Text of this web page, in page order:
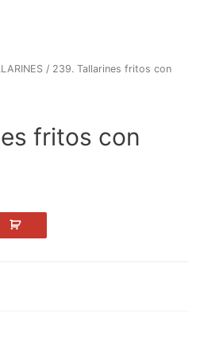
/ 239. Tallarines fritos con
fritos con